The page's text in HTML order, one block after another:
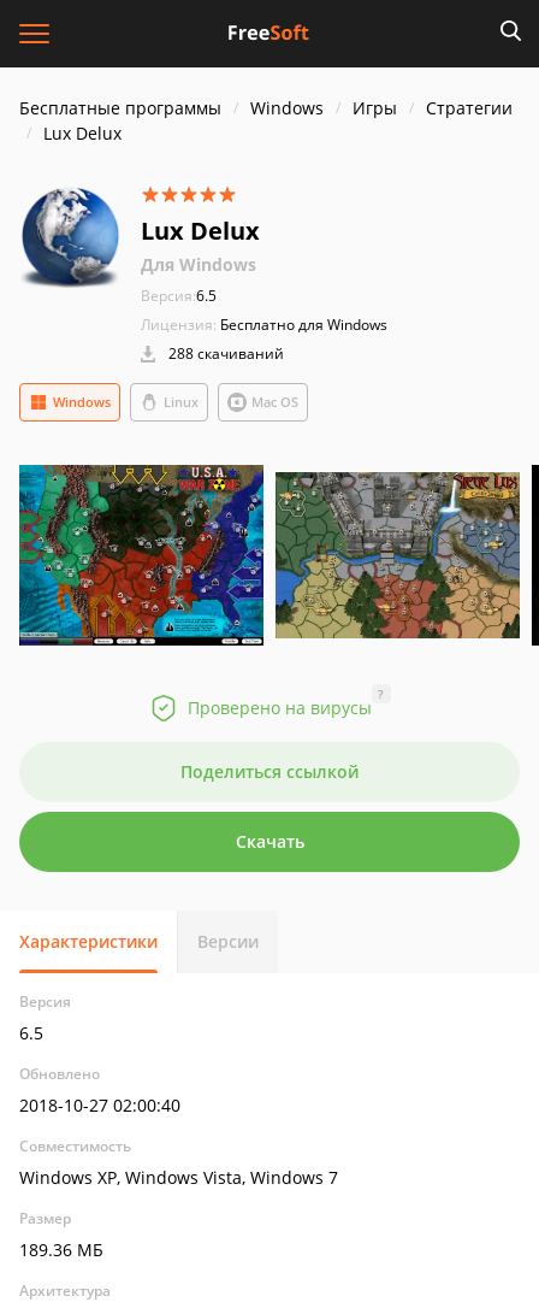
Бесплатные программы Windows Игры
Стратегии
Lux Delux
Lux Delux
Для Windows
Версия:6.5
Лицензия: Бесплатно для Windows
288 скачиваний
Windows Linux Mac OS
Проверено на вирусы
?
Поделиться ссылкой
Скачать
Характеристики Версии
Версия
6.5
Обновлено
2018-10-27 02:00:40
Совместимость
Windows XP, Windows Vista, Windows 7
Размер
189.36 МБ
Архитектура